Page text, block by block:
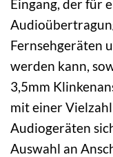
Eingang, der für
Fernsehgeräten
werden kann,
3,5mm
mit einer
Audiogeräten
Auswahl an